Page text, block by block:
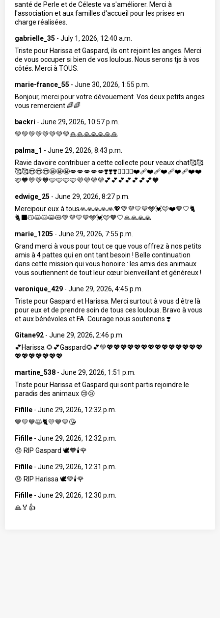
santé de Perle et de Céleste va s'améliorer. Merci à
l'association et aux familles d'accueil pour les prises en
charge réalisées.
gabrielle_35 - July 1, 2026, 12:40 a.m.
Triste pour Harissa et Gaspard, ils ont rejoint les anges. Merci
de vous occuper si bien de vos loulous. Nous serons tjs à vos
côtés. Merci à TOUS.
marie-france_55 - June 30, 2026, 1:55 p.m.
Bonjour, merci pour votre dévouement. Vos deux petits anges
vous remercient 🌈🌈
backri - June 29, 2026, 10:57 p.m.
💚💚💚💚💚💚💚💚🙏🙏🙏🙏🙏🙏🙏
palma_1 - June 29, 2026, 8:43 p.m.
Ravie davoire contribuer a cette collecte pour veaux chat🥰🥰
🥰🥰😍😍😍🤩🤩🤩💋💋💋💋💋❣️❣️❣️❤️‍🔥❤️‍🔥❤️‍🩹❤️‍🩹❤️‍🩹❤️‍🩹❤️❤️
🩷🧡💛💚💙🩵🩵🩵🩵💜💜💜💜💕💕💕💕💕💕💕🧡
edwige_25 - June 29, 2026, 8:27 p.m.
Mercipour eux à tous🙏🙏🙏🙏🙏💖💚💜💛💙🩵💓🩷❤️🧡🤍🐈
🐈‍⬛😽😺🐱😸😻💚💜💛💙🩵💓🩷🧡🤍🙏🙏🙏🙏
marie_1205 - June 29, 2026, 7:55 p.m.
Grand merci à vous pour tout ce que vous offrez à nos petits
amis à 4 pattes qui en ont tant besoin ! Belle continuation
dans cette mission qui vous honoire : les amis des animaux
vous soutiennent de tout leur cœur bienveillant et généreux !
veronique_429 - June 29, 2026, 4:45 p.m.
Triste pour Gaspard et Harissa. Merci surtout à vous d être là
pour eux et de prendre soin de tous ces loulous. Bravo à vous
et aux bénévoles et FA. Courage nous soutenons ❣️
Gitane92 - June 29, 2026, 2:46 p.m.
💕Harissa 🌻💕Gaspard🌻💕💚💖💖💖💖💖💖💖💖💖💖💖💖💖💖
💖💖💖💖💖💖💖
martine_538 - June 29, 2026, 1:51 p.m.
Triste pour Harissa et Gaspard qui sont partis rejoindre le
paradis des animaux 😢😢
Fifille - June 29, 2026, 12:32 p.m.
💙💛💙😺🐈💛💙💛😘
Fifille - June 29, 2026, 12:32 p.m.
😞 RIP Gaspard 🕊️🧡🕯️🌹
Fifille - June 29, 2026, 12:31 p.m.
😞 RIP Harissa 🕊️💚🕯️🌹
Fifille - June 29, 2026, 12:30 p.m.
🙏🏅👍